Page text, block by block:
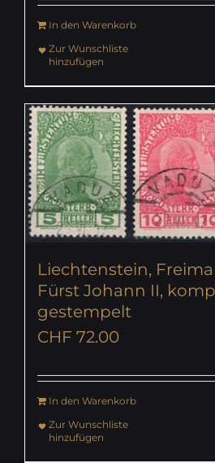
In den Warenkorb
Zur Wunschliste
hinzufügen
Liechtenstein,
Fürst Johann II,
gestempelt
CHF 72.00
In den Warenkorb
Zur Wunschliste
hinzufügen